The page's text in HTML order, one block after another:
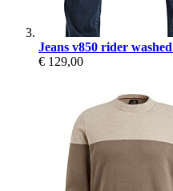
Jeans v850 rider
€ 129,00